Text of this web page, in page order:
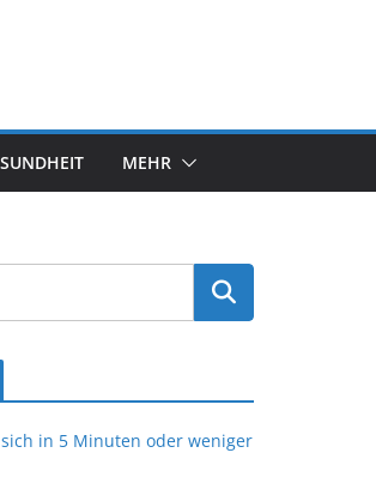
MEHR
in 5 Minuten oder weniger